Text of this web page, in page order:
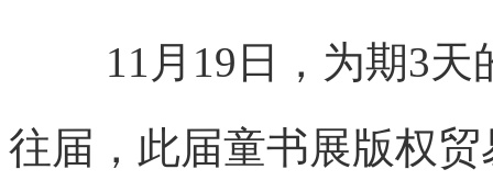
11月19日，为期3
往届，此届童书展版权